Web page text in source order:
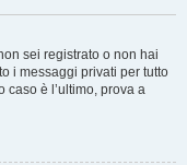
sei registrato o non hai
i messaggi privati per tutto
caso è l’ultimo, prova a